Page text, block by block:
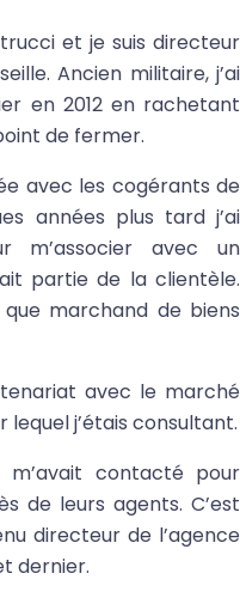
et je suis directeur
Ancien militaire, j’ai
en 2012 en rachetant
de fermer.
avec les cogérants de
années plus tard j’ai
m’associer avec un
partie de la clientèle.
marchand de biens
avec le marché
j’étais consultant.
m’avait contacté pour
de leurs agents. C’est
directeur de l’agence
dernier.